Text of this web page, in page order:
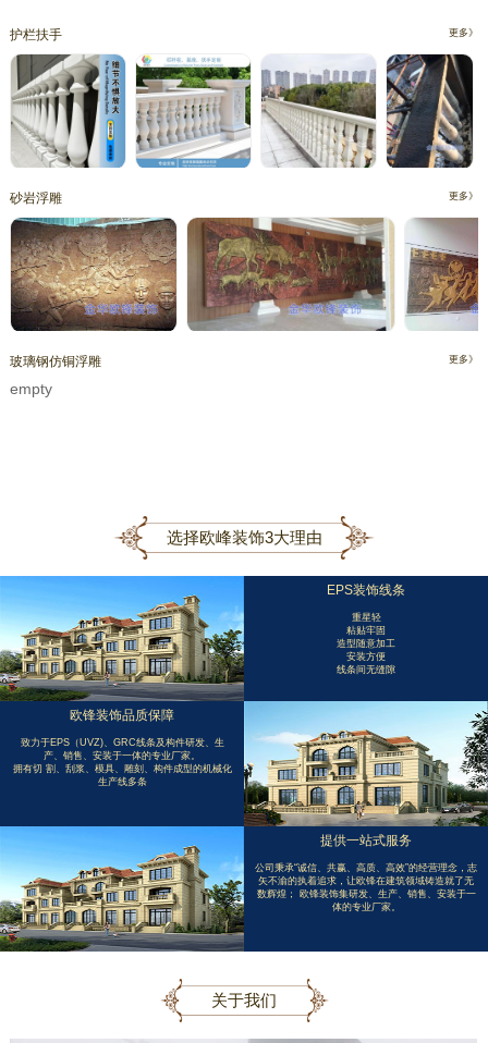
护栏扶手 更多》
砂岩浮雕 更多》
玻璃钢仿铜浮雕 更多》
empty
选择欧峰装饰3大理由
EPS装饰线条
重星轻
粘贴牢固
造型随意加工
安装方便
线条间无缝隙
欧锋装饰品质保障
致力于EPS（UVZ)、GRC线条及构件研发、生
产、销售、安装于一体的专业厂家。
拥有切 割、刮浆、模具、雕刻、构件成型的机械化
生产线多条
提供一站式服务
公司秉承“诚信、共赢、高质、高效”的经营理念，志
矢不渝的执着追求，让欧锋在建筑领域铸造就了无
数辉煌； 欧锋装饰集研发、生产、销售、安装于一
体的专业厂家。
关于我们